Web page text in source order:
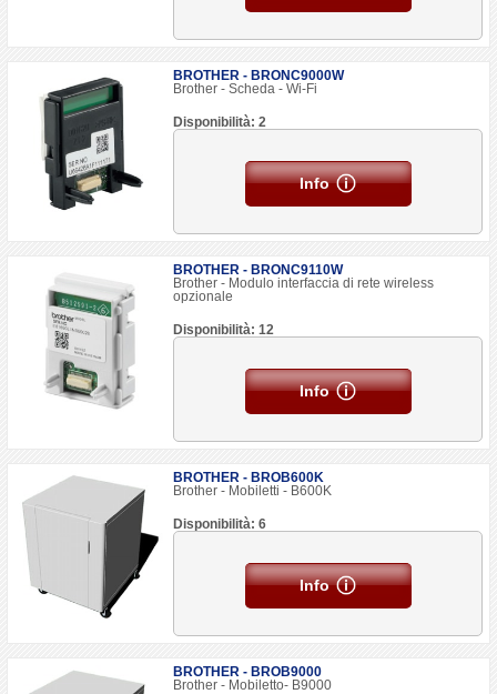
BROTHER - BRONC9000W
Brother - Scheda - Wi-Fi
Disponibilità: 2
Info
BROTHER - BRONC9110W
Brother - Modulo interfaccia di rete wireless
opzionale
Disponibilità: 12
Info
BROTHER - BROB600K
Brother - Mobiletti - B600K
Disponibilità: 6
Info
BROTHER - BROB9000
Brother - Mobiletto- B9000